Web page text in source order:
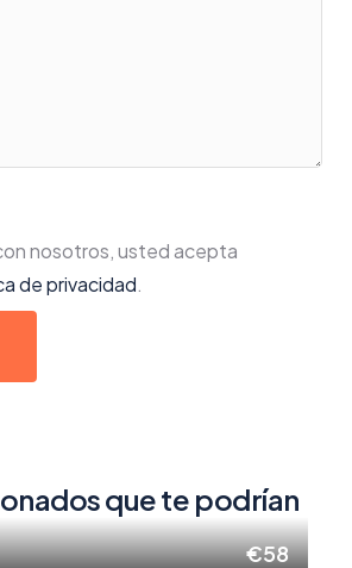
nosotros, usted acepta
de privacidad.
que te podrían
€58